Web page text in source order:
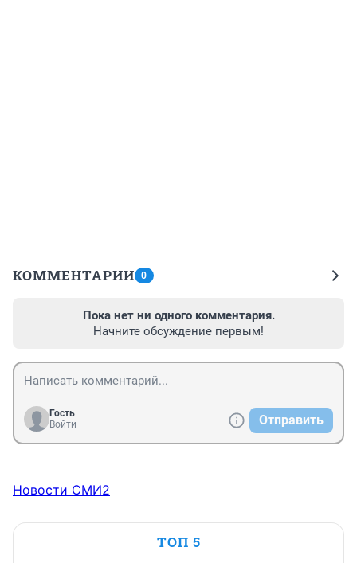
КОММЕНТАРИИ 0
Пока нет ни одного комментария.
Начните обсуждение первым!
Гость
Войти
Отправить
Новости СМИ2
ТОП 5